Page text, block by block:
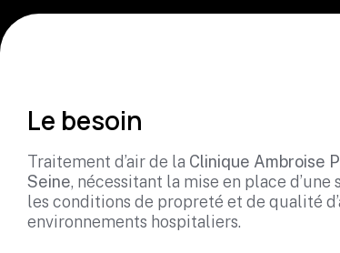
Le besoin
Traitement d’air de la Clinique Ambroise
Seine, nécessitant la mise en place
les conditions de propreté et de qualité
environnements hospitaliers.